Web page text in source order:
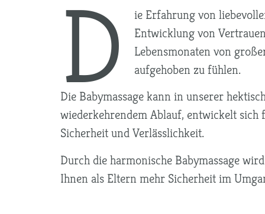
D
ie Erfahrung von
Entwicklung von
Lebensmonaten von
aufgehoben zu fühlen.
Die Babymassage kann in unserer
wiederkehrendem Ablauf, entwickelt sich
Sicherheit und Verlässlichkeit.
Durch die harmonische Babymassage
Ihnen als Eltern mehr Sicherheit im